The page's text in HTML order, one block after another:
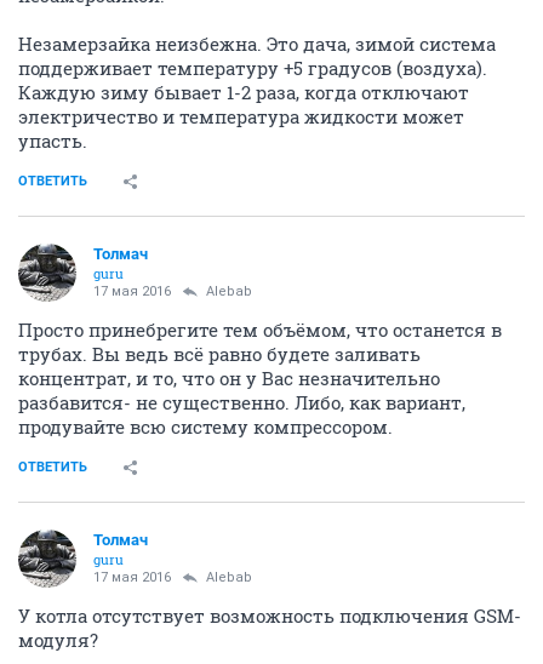
Незамерзайка неизбежна. Это дача, зимой система
поддерживает температуру +5 градусов (воздуха).
Каждую зиму бывает 1-2 раза, когда отключают
электричество и температура жидкости может
упасть.
ОТВЕТИТЬ
Толмач
guru
17 мая 2016 Alebab
Просто принебрегите тем объёмом, что останется в
трубах. Вы ведь всё равно будете заливать
концентрат, и то, что он у Вас незначительно
разбавится- не существенно. Либо, как вариант,
продувайте всю систему компрессором.
ОТВЕТИТЬ
Толмач
guru
17 мая 2016 Alebab
У котла отсутствует возможность подключения GSM-
модуля?